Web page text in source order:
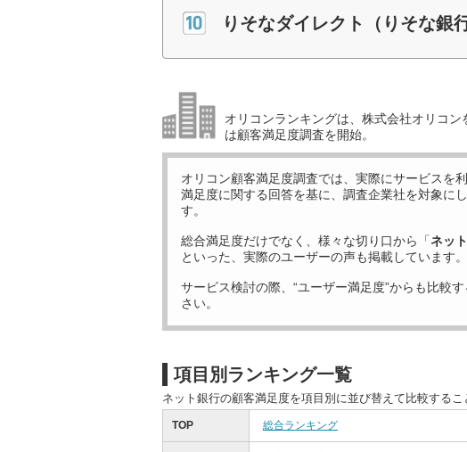
りそなダイレクト（りそな銀行
オリコンランキングは、株式会社オリコ
は顧客満足度調査を開始。
オリコン顧客満足度調査では、実際にサービスを
満足度に関する回答を基に、調査企業社を対象に
す。
総合満足度だけでなく、様々な切り口から「ネッ
といった、実際のユーザーの声も掲載しています。
サービス検討の際、“ユーザー満足度”からも比較
さい。
項目別ランキング一覧
ネット銀行の顧客満足度を項目別に並び替えて比較するこ
TOP 総合ランキング